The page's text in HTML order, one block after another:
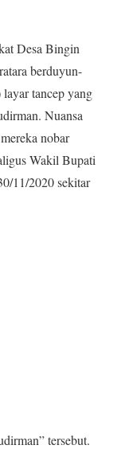
Desa Bingin
berduyun-
tancep yang
Nuansa
nobar
Wakil Bupati
11/2020 sekitar
tersebut.